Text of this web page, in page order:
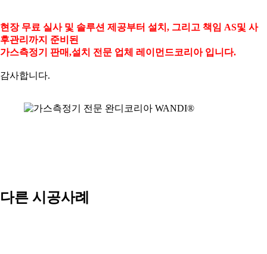
현장 무료 실사 및 솔루션 제공부터 설치 , 그리고 책임 AS및 사
후관리까지 준비된
가스측정기 판매,설치 전문 업체 레이먼드코리아 입니다.
감사합니다.
다른 시공사례